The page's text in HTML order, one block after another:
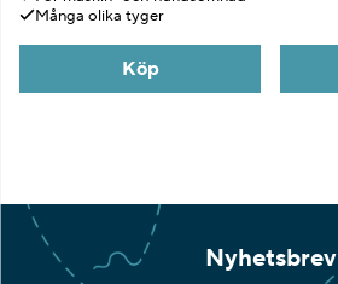
Många olika tyger
Köp
Nyhetsbrev